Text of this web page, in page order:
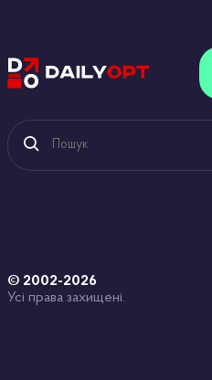
© 2002-2026
Усі права захищені.